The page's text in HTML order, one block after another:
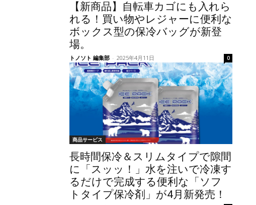
【新商品】自転車カゴにも入れら
れる！買い物やレジャーに便利な
ボックス型の保冷バッグが新登
場。
トノソト 編集部 - 2025年4月11日 0
商品サービス
長時間保冷＆スリムタイプで隙間
に「スッッ！」水を注いで冷凍す
るだけで完成する便利な「ソフ
トタイプ保冷剤」が4月新発売！